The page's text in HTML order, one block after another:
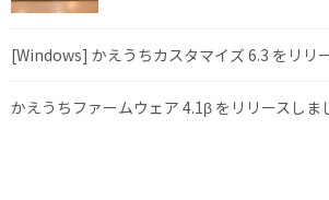
[Windows] かえうちカスタマイズ 6.3 をリリ
かえうちファームウェア 4.1β をリリースしま